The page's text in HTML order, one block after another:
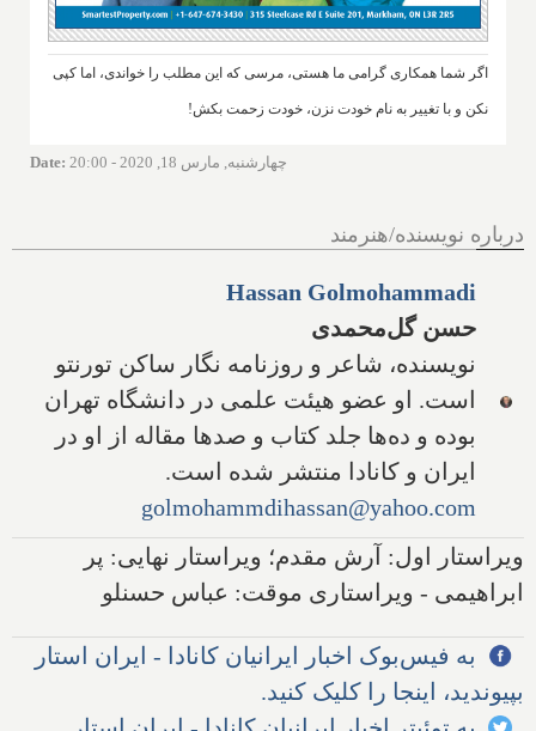
اگر شما همکاری گرامی ما هستی، مرسی که این مطلب را خواندی، اما کپی
نکن و با تغییر به نام خودت نزن، خودت زحمت بکش!
Date: چهارشنبه, مارس 18, 2020 - 20:00
درباره نویسنده/هنرمند
Hassan Golmohammadi
حسن گل‌محمدی
نویسنده، شاعر و روزنامه نگار ساکن تورنتو
است. او عضو هیئت علمی در دانشگاه تهران
بوده و ده‌ها جلد کتاب و صدها مقاله از او در
ایران و کانادا منتشر شده است.
golmohammdihassan@yahoo.com
ویراستار اول: آرش مقدم؛ ویراستار نهایی: پر
ابراهیمی - ویراستاری موقت: عباس حسنلو
به فیس‌بوک اخبار ایرانیان کانادا - ایران استار
بپیوندید، اینجا را کلیک کنید.